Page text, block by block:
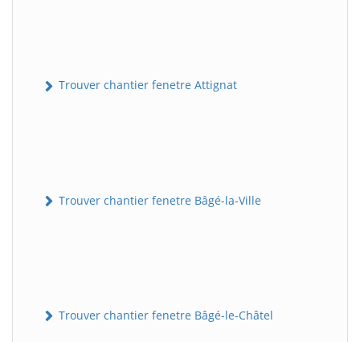
Trouver chantier fenetre Attignat
Trouver chantier fenetre Bâgé-la-Ville
Trouver chantier fenetre Bâgé-le-Châtel